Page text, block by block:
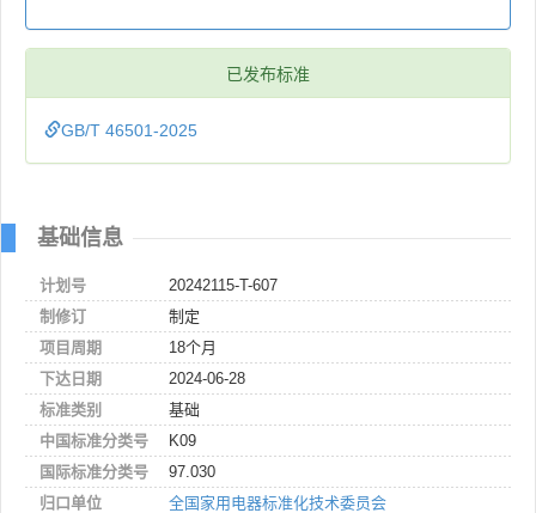
已发布标准
GB/T 46501-2025
基础信息
计划号
20242115-T-607
制修订
制定
项目周期
18个月
下达日期
2024-06-28
标准类别
基础
中国标准分类号
K09
国际标准分类号
97.030
归口单位
全国家用电器标准化技术委员会